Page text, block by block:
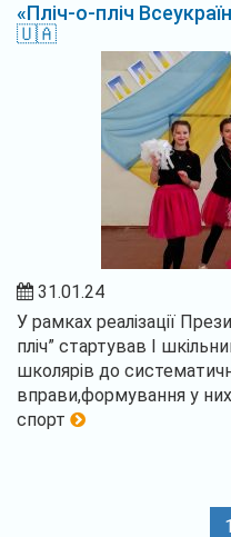
«Пліч-о-пліч
🇺🇦
31.01.24
У рамках реалізації
пліч” стартував І
школярів до
вправи,формування у
спорт
1